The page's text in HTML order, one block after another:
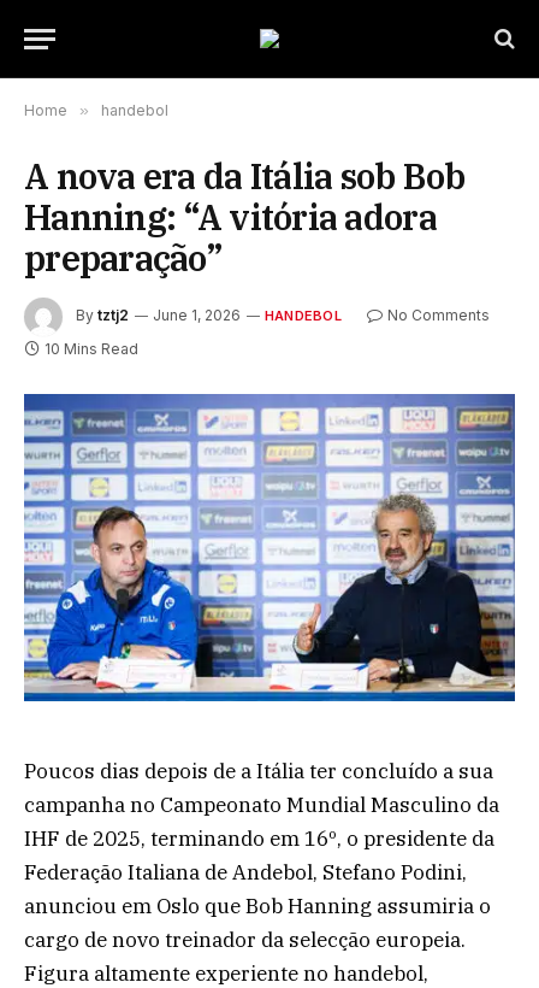
Home » handebol
A nova era da Itália sob Bob
Hanning: “A vitória adora
preparação”
By tztj2 June 1, 2026 HANDEBOL
No Comments
10 Mins Read
Poucos dias depois de a Itália ter concluído a sua
campanha no Campeonato Mundial Masculino da
IHF de 2025, terminando em 16º, o presidente da
Federação Italiana de Andebol, Stefano Podini,
anunciou em Oslo que Bob Hanning assumiria o
cargo de novo treinador da selecção europeia.
Figura altamente experiente no handebol,